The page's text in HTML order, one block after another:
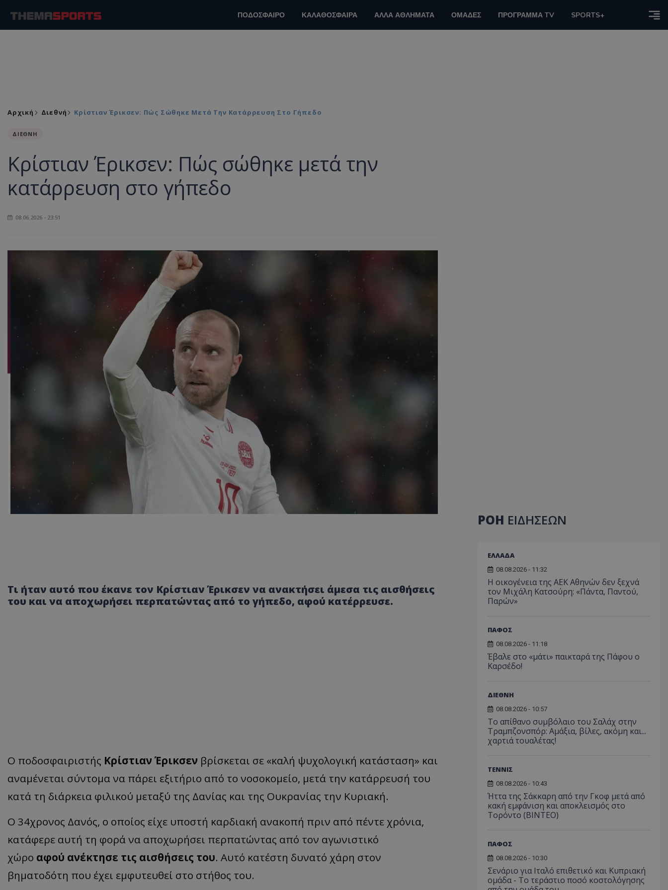
ΠΟΔΟΣΦΑΙΡΟ ΚΑΛΑΘΟΣΦΑΙΡΑ ΑΛΛΑ ΑΘΛΗΜΑΤΑ ΟΜΑΔΕΣ ΠΡΟΓΡΑΜΜΑ TV SPORTS+
Αρχική Διεθνή Κρίστιαν Έρικσεν: Πώς Σώθηκε Μετά Την Κατάρρευση Στο Γήπεδο
ΔΙΕΘΝΗ
Κρίστιαν Έρικσεν: Πώς σώθηκε μετά την
κατάρρευση στο γήπεδο
08.06.2026 - 23:51
Τι ήταν αυτό που έκανε τον Κρίστιαν Έρικσεν να ανακτήσει άμεσα τις αισθήσεις
του και να αποχωρήσει περπατώντας από το γήπεδο, αφού κατέρρευσε.
Ο ποδοσφαιριστής Κρίστιαν Έρικσεν βρίσκεται σε «καλή ψυχολογική κατάσταση» και
αναμένεται σύντομα να πάρει εξιτήριο από το νοσοκομείο, μετά την κατάρρευσή του
κατά τη διάρκεια φιλικού μεταξύ της Δανίας και της Ουκρανίας την Κυριακή.
Ο 34χρονος Δανός, ο οποίος είχε υποστή καρδιακή ανακοπή πριν από πέντε χρόνια,
κατάφερε αυτή τη φορά να αποχωρήσει περπατώντας από τον αγωνιστικό
χώρο αφού ανέκτησε τις αισθήσεις του. Αυτό κατέστη δυνατό χάρη στον
βηματοδότη που έχει εμφυτευθεί στο στήθος του.
ΡΟΗ ΕΙΔΗΣΕΩΝ
ΕΛΛΑΔΑ
08.08.2026 - 11:32
Η οικογένεια της ΑΕΚ Αθηνών δεν ξεχνά
τον Μιχάλη Κατσούρη: «Πάντα, Παντού,
Παρών»
ΠΑΦΟΣ
08.08.2026 - 11:18
Έβαλε στο «μάτι» παικταρά της Πάφου ο
Καρσέδο!
ΔΙΕΘΝΗ
08.08.2026 - 10:57
Το απίθανο συμβόλαιο του Σαλάχ στην
Τραμπζονσπόρ: Αμάξια, βίλες, ακόμη και...
χαρτιά τουαλέτας!
ΤΕΝΝΙΣ
08.08.2026 - 10:43
Ήττα της Σάκκαρη από την Γκοφ μετά από
κακή εμφάνιση και αποκλεισμός στο
Τορόντο (ΒΙΝΤΕΟ)
ΠΑΦΟΣ
08.08.2026 - 10:30
Σενάριο για Ιταλό επιθετικό και Κυπριακή
ομάδα - Το τεράστιο ποσό κοστολόγησης